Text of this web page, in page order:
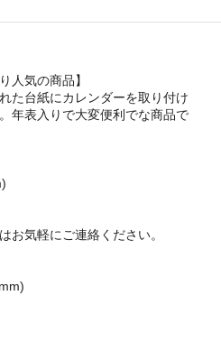
人気の商品】
た台紙にカレンダーを取り付け
年表入りで大変便利でな商品で
お気軽にご連絡ください。